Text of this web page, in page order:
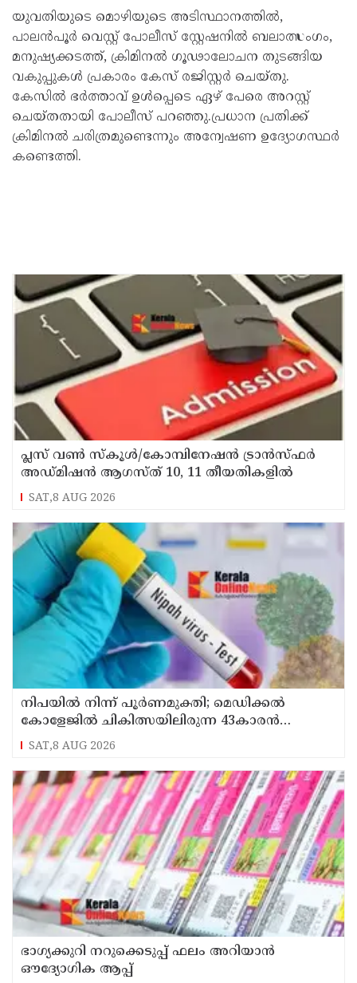
യുവതിയുടെ മൊഴിയുടെ അടിസ്ഥാനത്തില്‍,
പാലൻപൂർ വെസ്റ്റ് പോലീസ് സ്റ്റേഷനില്‍ ബലാത്സംഗം,
മനുഷ്യക്കടത്ത്, ക്രിമിനല്‍ ഗൂഢാലോചന തുടങ്ങിയ
വകുപ്പുകള്‍ പ്രകാരം കേസ് രജിസ്റ്റർ ചെയ്തു.
കേസില്‍ ഭർത്താവ് ഉള്‍പ്പെടെ ഏഴ് പേരെ അറസ്റ്റ്
ചെയ്തതായി പോലീസ് പറഞ്ഞു.പ്രധാന പ്രതിക്ക്
ക്രിമിനല്‍ ചരിത്രമുണ്ടെന്നും അന്വേഷണ ഉദ്യോഗസ്ഥർ
കണ്ടെത്തി.
പ്ലസ് വൺ സ്‌കൂൾ/കോമ്പിനേഷൻ ട്രാൻസ്ഫർ
അഡ്മിഷൻ ആഗസ്ത് 10, 11 തീയതികളിൽ
SAT,8 AUG 2026
നിപയിൽ നിന്ന് പൂർണമുക്തി; മെഡിക്കൽ
കോളേജിൽ ചികിത്സയിലിരുന്ന 43കാരൻ
വീട്ടിലേക്ക് മടങ്ങി
SAT,8 AUG 2026
ഭാഗ്യക്കുറി നറുക്കെടുപ്പ് ഫലം അറിയാൻ
ഔദ്യോഗിക ആപ്പ്